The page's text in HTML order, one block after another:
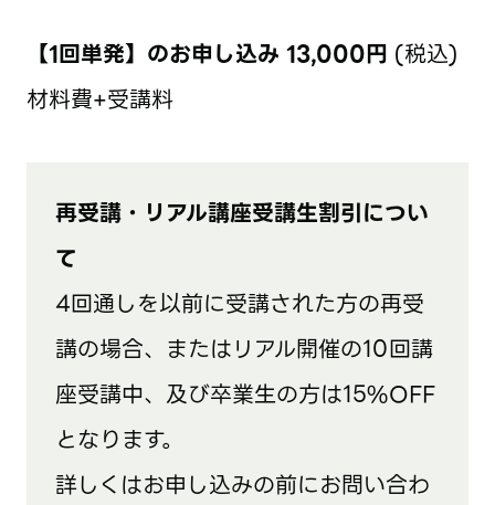
【1回単発】のお申し込み 13,000円 (税込)
材料費+受講料
再受講・リアル講座受講生割引につい
て
4回通しを以前に受講された方の再受
講の場合、またはリアル開催の10回講
座受講中、及び卒業生の方は15%OFF
となります。
詳しくはお申し込みの前にお問い合わ